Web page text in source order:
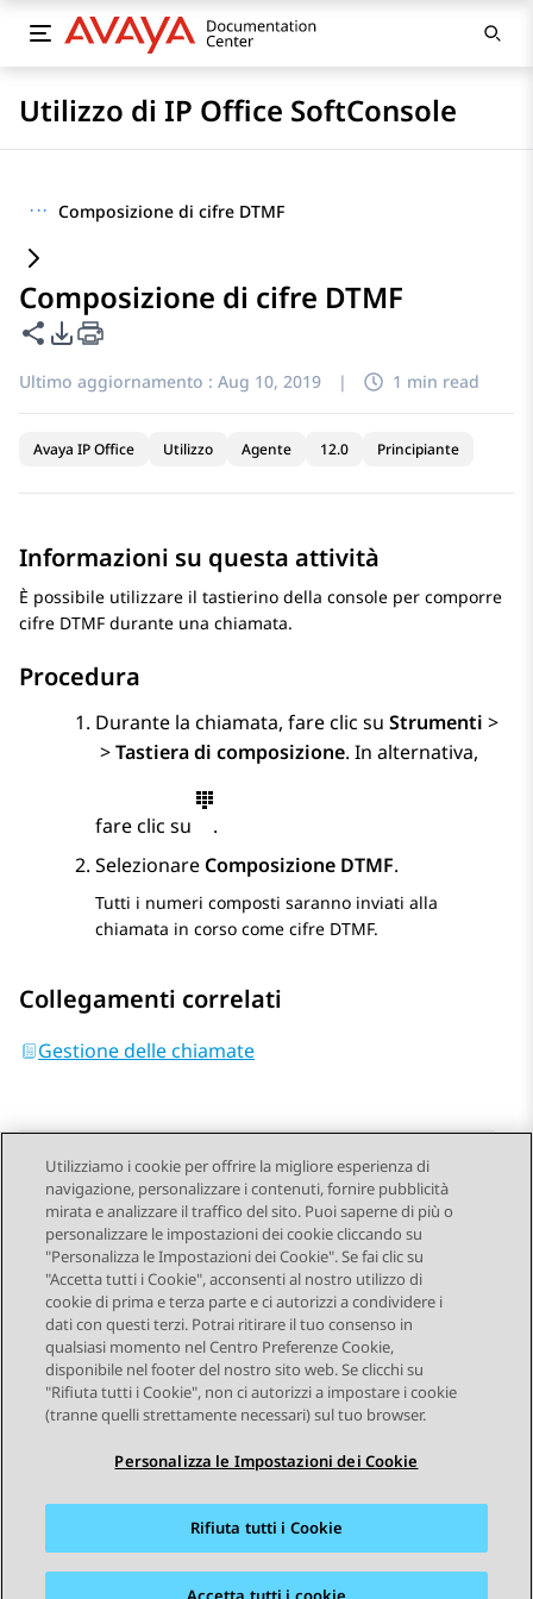
Utilizzo di IP Office SoftConsole
··· Composizione di cifre DTMF
Composizione di cifre DTMF
Condividi questa pagina
Opzioni di esportazione PDF
Ultimo aggiornamento : Aug 10, 2019 | 1 min read
Avaya IP Office Utilizzo Agente 12.0 Principiante
Informazioni su questa attività
È possibile utilizzare il tastierino della console per comporre
cifre DTMF durante una chiamata.
Procedura
Durante la chiamata, fare clic su Strumenti >
>Tastiera di composizione. In alternativa,
fare clic su
.
Selezionare Composizione DTMF.
Tutti i numeri composti saranno inviati alla
chiamata in corso come cifre DTMF.
Collegamenti correlati
Gestione delle chiamate
Send Feedback
Navigazione argomento
Argomento precedente Argomento successivo
STAY CONNECTED
Mappa del sito Condizioni d'uso
Privacy
Marchi commerciali
Utilizziamo i cookie per offrire la migliore esperienza di
navigazione, personalizzare i contenuti, fornire pubblicità
mirata e analizzare il traffico del sito. Puoi saperne di più o
personalizzare le impostazioni dei cookie cliccando su
"Personalizza le Impostazioni dei Cookie". Se fai clic su
"Accetta tutti i Cookie", acconsenti al nostro utilizzo di
cookie di prima e terza parte e ci autorizzi a condividere i
dati con questi terzi. Potrai ritirare il tuo consenso in
qualsiasi momento nel Centro Preferenze Cookie,
disponibile nel footer del nostro sito web. Se clicchi su
"Rifiuta tutti i Cookie", non ci autorizzi a impostare i cookie
(tranne quelli strettamente necessari) sul tuo browser.
Personalizza le Impostazioni dei Cookie
Rifiuta tutti i Cookie